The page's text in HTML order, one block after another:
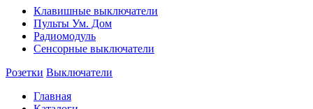
Клавишные выключатели
Пульты Ум. Дом
Радиомодуль
Сенсорные выключатели
Розетки Выключатели
Главная